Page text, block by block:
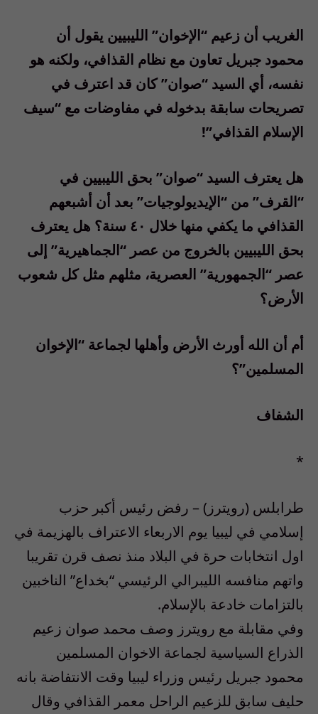
الغريب أن زعيم “الإخوان” الليبيين يقول أن
محمود جبريل تعاون مع نظام القذافي، ولكنه هو
نفسه، أي السيد “صوان” كان قد اعترف في
تصريحات سابقة بدخوله في مفاوضات مع “سيف
الإسلام القذافي”!
هل يعترف السيد “صوان” بحق الليبيين في
“القرف” من “الإيديولوجيات” بعد أن أشبعهم
القذافي ما يكفي منها خلال ٤٠ سنة؟ هل يعترف
بحق الليبيين بالخروج من عصر “الجماهيرية” إلى
عصر “الجمهورية” العصرية، مثلهم مثل كل شعوب
الأرض؟
أم أن الله أورث الأرض وأهلها لجماعة “الإخوان
المسلمين”؟
الشفاف
*
طرابلس (رويترز) – رفض رئيس أكبر حزب
إسلامي في ليبيا يوم الاربعاء الاعتراف بالهزيمة في
اول انتخابات حرة في البلاد منذ نصف قرن تقريبا
واتهم منافسه الليبرالي الرئيسي “بخداع” الناخبين
بالتزامات خادعة بالإسلام.
وفي مقابلة مع رويترز وصف محمد صوان زعيم
الذراع السياسية لجماعة الاخوان المسلمين
محمود جبريل رئيس وزراء ليبيا وقت الانتفاضة بانه
حليف سابق للزعيم الراحل معمر القذافي وقال